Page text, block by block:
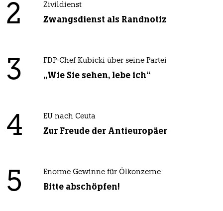
2 Zivildienst
Zwangsdienst als Randnotiz
3 FDP-Chef Kubicki über seine Partei
„Wie Sie sehen, lebe ich“
4 EU nach Ceuta
Zur Freude der Antieuropäer
5 Enorme Gewinne für Ölkonzerne
Bitte abschöpfen!